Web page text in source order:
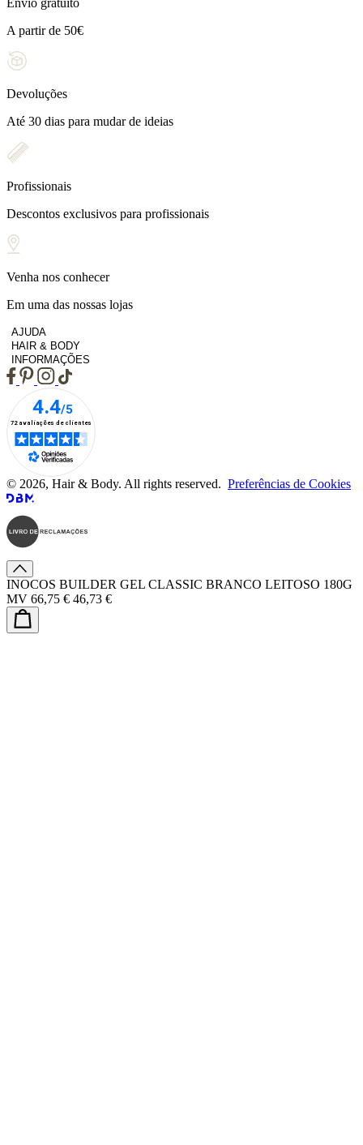
A partir de 50€
Devoluções
Até 30 dias para mudar de ideias
Profissionais
Descontos exclusivos para profissionais
Venha nos conhecer
Em uma das nossas lojas
AJUDA
HAIR & BODY
INFORMAÇÕES
© 2026, Hair & Body. All rights reserved. Preferências de Cookies
INOCOS BUILDER GEL CLASSIC BRANCO LEITOSO 180G
MV 66,75 € 46,73 €